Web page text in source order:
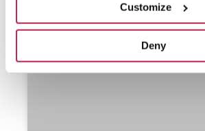
Customize
Deny